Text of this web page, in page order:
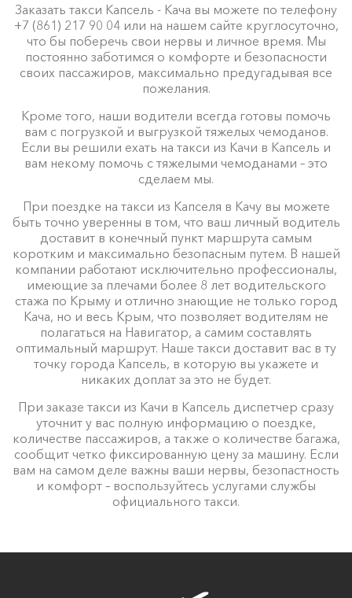
Заказать такси Капсель - Кача вы можете по телефону
+7 (861) 217 90 04 или на нашем сайте круглосуточно,
что бы поберечь свои нервы и личное время. Мы
постоянно заботимся о комфорте и безопасности
своих пассажиров, максимально предугадывая все
пожелания.
Кроме того, наши водители всегда готовы помочь
вам с погрузкой и выгрузкой тяжелых чемоданов.
Если вы решили ехать на такси из Качи в Капсель и
вам некому помочь с тяжелыми чемоданами – это
сделаем мы.
При поездке на такси из Капселя в Качу вы можете
быть точно уверенны в том, что ваш личный водитель
доставит в конечный пункт маршрута самым
коротким и максимально безопасным путем. В нашей
компании работают исключительно профессионалы,
имеющие за плечами более 8 лет водительского
стажа по Крыму и отлично знающие не только город
Кача, но и весь Крым, что позволяет водителям не
полагаться на Навигатор, а самим составлять
оптимальный маршрут. Наше такси доставит вас в ту
точку города Капсель, в которую вы укажете и
никаких доплат за это не будет.
При заказе такси из Качи в Капсель диспетчер сразу
уточнит у вас полную информацию о поездке,
количестве пассажиров, а также о количестве багажа,
сообщит четко фиксированную цену за машину. Если
вам на самом деле важны ваши нервы, безопастность
и комфорт – воспользуйтесь услугами службы
официального такси.